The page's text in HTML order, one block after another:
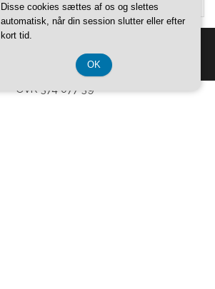
Tema:Head Blog
CVR 374 077 39
Disse cookies sættes af os og slettes
automatisk, når din session slutter eller efter
kort tid.
OK